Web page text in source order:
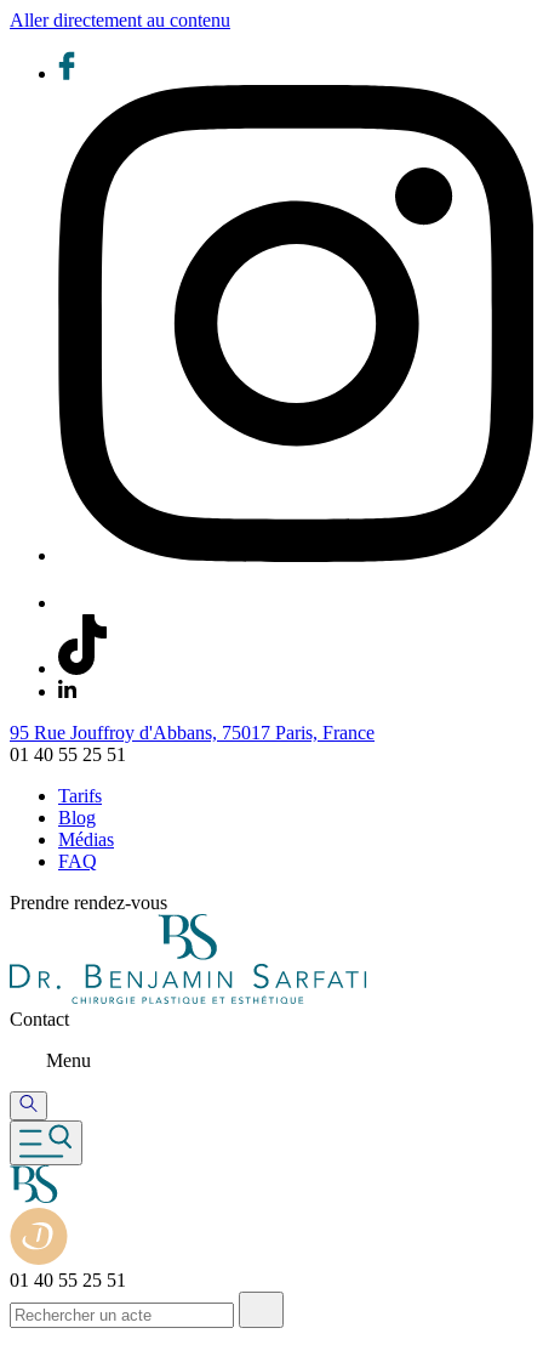
Aller directement au contenu
95 Rue Jouffroy d'Abbans, 75017 Paris, France
01 40 55 25 51
Tarifs
Blog
Médias
FAQ
Prendre rendez-vous
Contact
Menu
01 40 55 25 51